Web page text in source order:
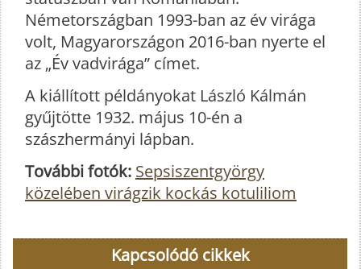
Németországban 1993-ban az év virága
volt, Magyarországon 2016-ban nyerte el
az „Év vadvirága” címet.
A kiállított példányokat László Kálmán
gyűjtötte 1932. május 10-én a
szászhermányi lápban.
További fotók: Sepsiszentgyörgy
közelében virágzik kockás kotuliliom
Kapcsolódó cikkek